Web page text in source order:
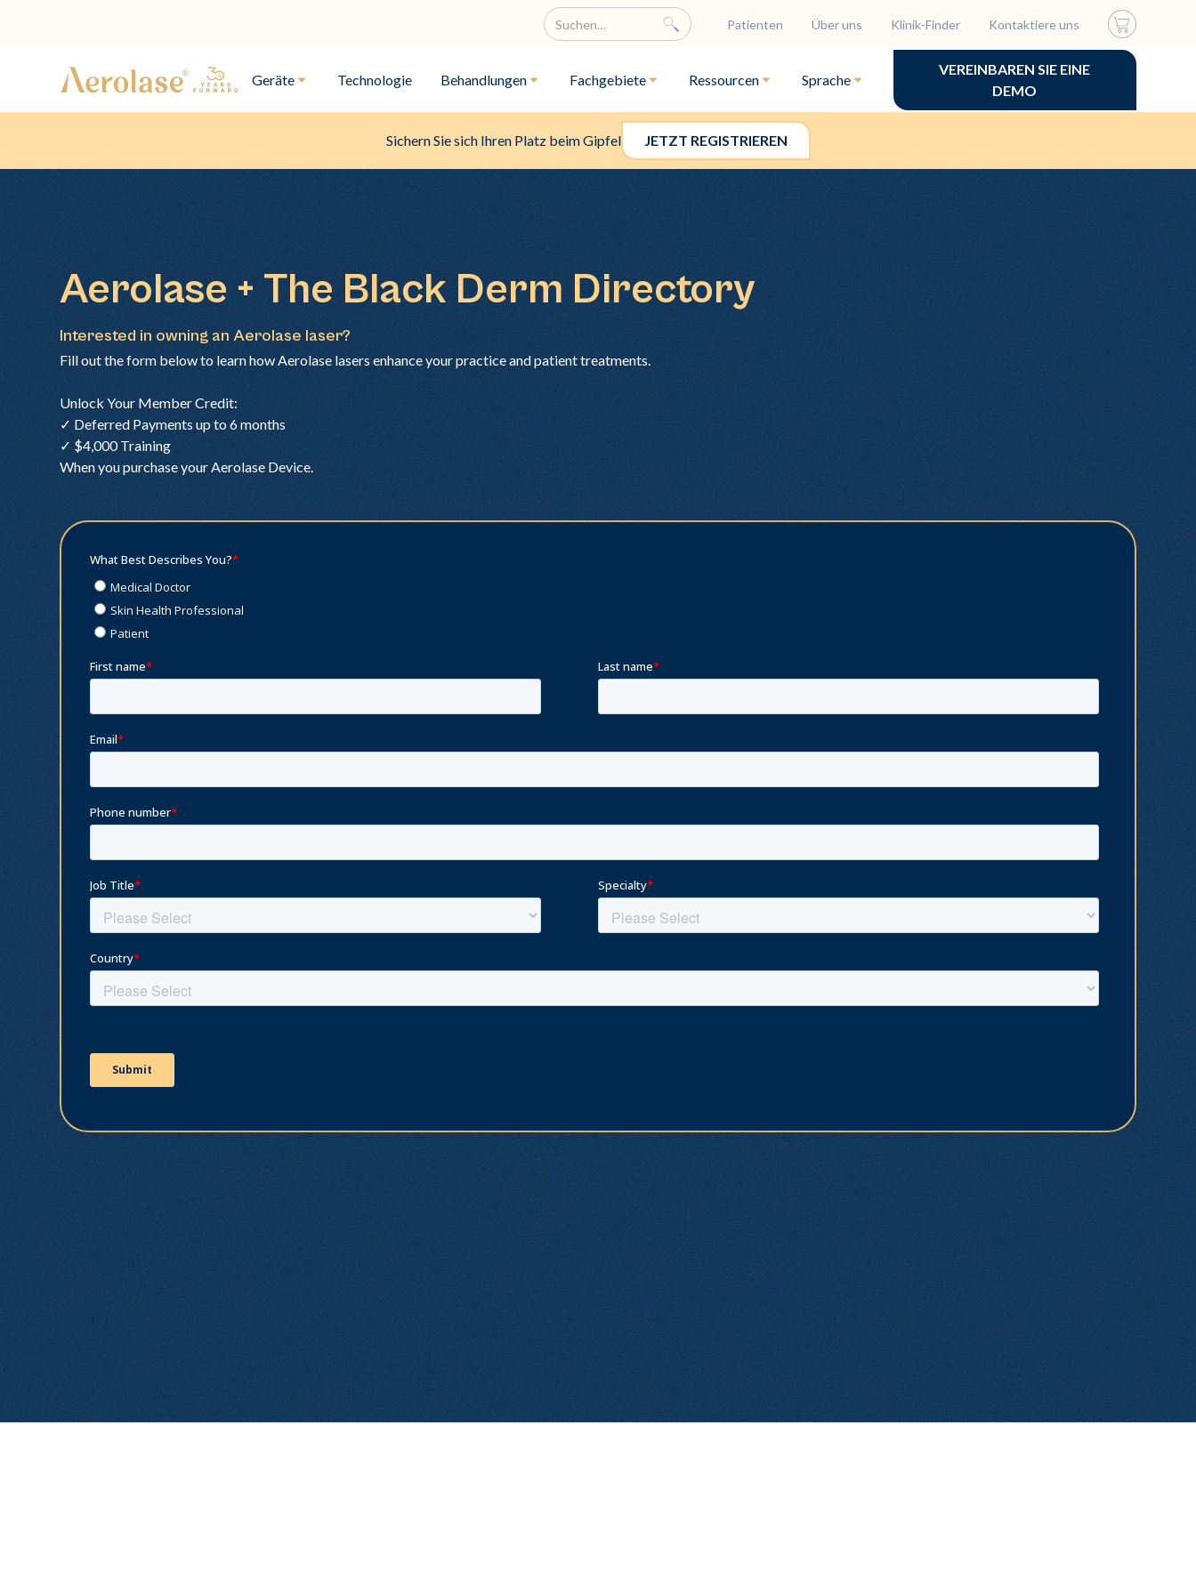
Patienten Über uns Klinik-Finder Kontaktiere uns
Geräte Technologie Behandlungen Fachgebiete Ressourcen Sprache
VEREINBAREN SIE EINE
DEMO
Sichern Sie sich Ihren Platz beim Gipfel JETZT REGISTRIEREN
Aerolase + The Black Derm Directory
Interested in owning an Aerolase laser?
Fill out the form below to learn how Aerolase lasers enhance your practice and patient treatments.
Unlock Your Member Credit:
✓ Deferred Payments up to 6 months
✓ $4,000 Training
When you purchase your Aerolase Device.